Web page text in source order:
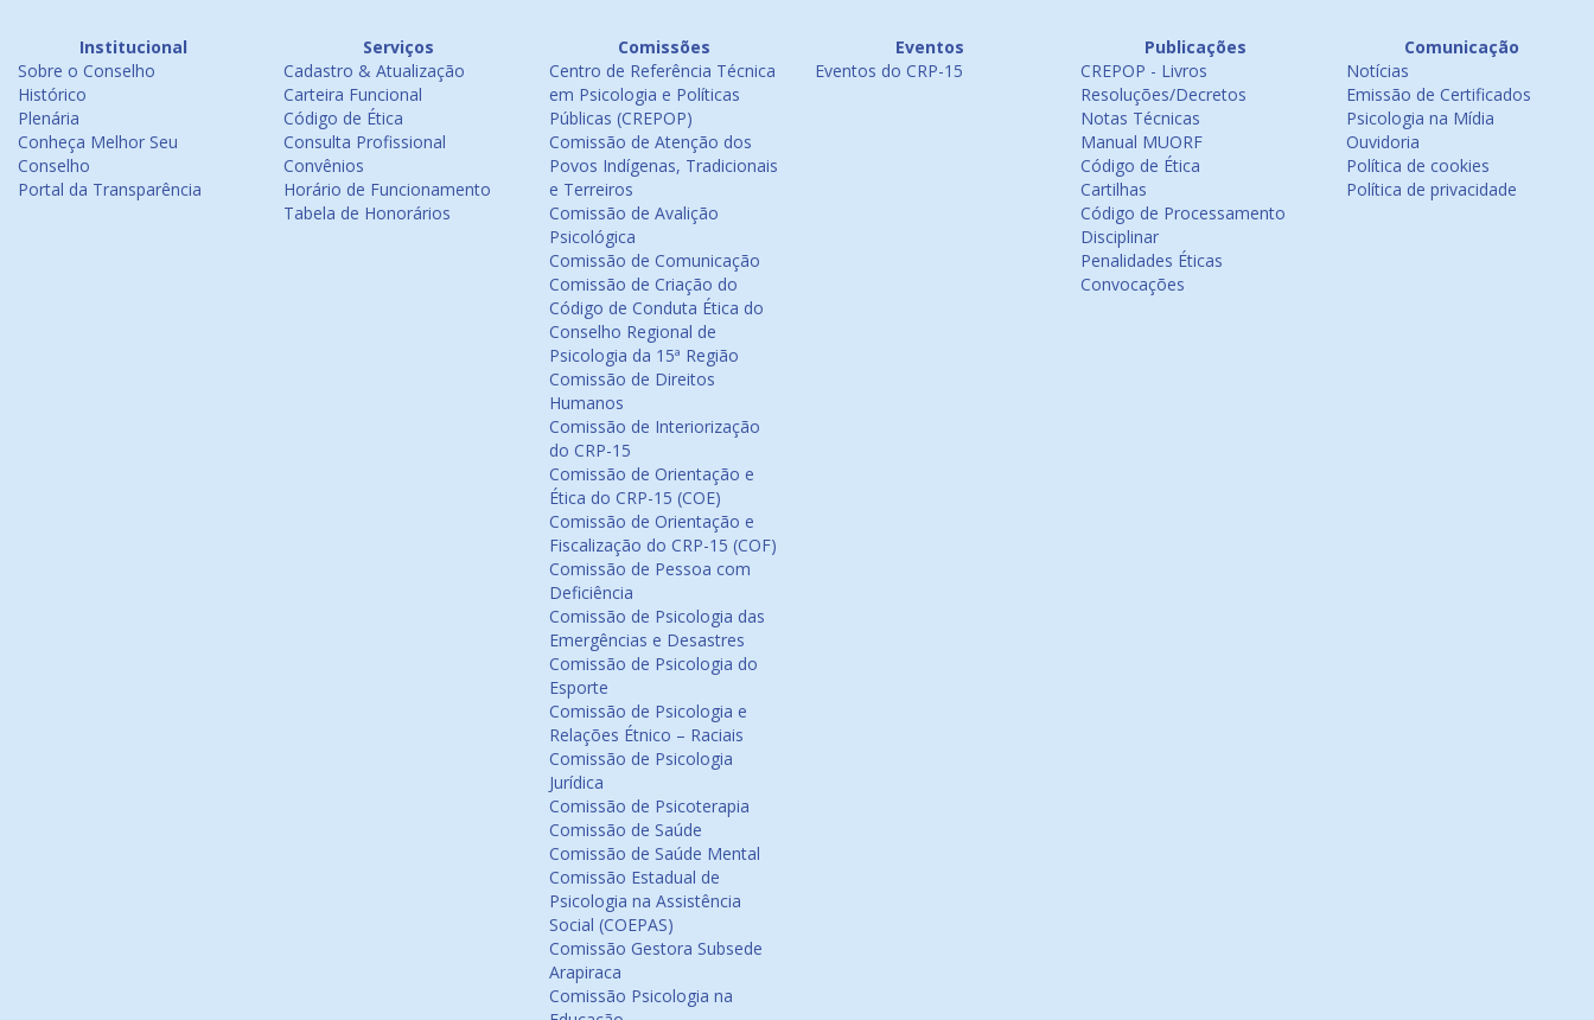
Institucional
Sobre o Conselho
Histórico
Plenária
Conheça Melhor Seu
Conselho
Portal da Transparência
Serviços
Cadastro & Atualização
Carteira Funcional
Código de Ética
Consulta Profissional
Convênios
Horário de Funcionamento
Tabela de Honorários
Comissões
Centro de Referência Técnica
em Psicologia e Políticas
Públicas (CREPOP)
Comissão de Atenção dos
Povos Indígenas, Tradicionais
e Terreiros
Comissão de Avalição
Psicológica
Comissão de Comunicação
Comissão de Criação do
Código de Conduta Ética do
Conselho Regional de
Psicologia da 15ª Região
Comissão de Direitos
Humanos
Comissão de Interiorização
do CRP-15
Comissão de Orientação e
Ética do CRP-15 (COE)
Comissão de Orientação e
Fiscalização do CRP-15 (COF)
Comissão de Pessoa com
Deficiência
Comissão de Psicologia das
Emergências e Desastres
Comissão de Psicologia do
Esporte
Comissão de Psicologia e
Relações Étnico – Raciais
Comissão de Psicologia
Jurídica
Comissão de Psicoterapia
Comissão de Saúde
Comissão de Saúde Mental
Comissão Estadual de
Psicologia na Assistência
Social (COEPAS)
Comissão Gestora Subsede
Arapiraca
Comissão Psicologia na
Eventos
Eventos do CRP-15
Publicações
CREPOP - Livros
Resoluções/Decretos
Notas Técnicas
Manual MUORF
Código de Ética
Cartilhas
Código de Processamento
Disciplinar
Penalidades Éticas
Convocações
Comunicação
Notícias
Emissão de Certificados
Psicologia na Mídia
Ouvidoria
Política de cookies
Política de privacidade